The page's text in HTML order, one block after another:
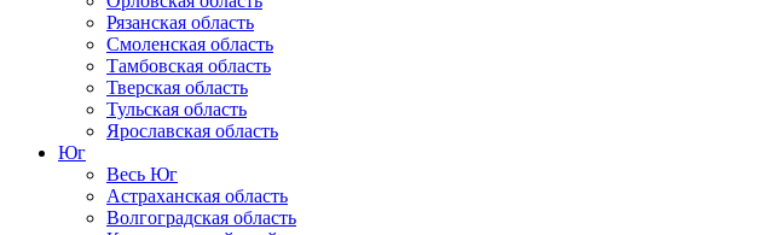
Рязанская область
Смоленская область
Тамбовская область
Тверская область
Тульская область
Ярославская область
Юг
Весь Юг
Астраханская область
Волгоградская область